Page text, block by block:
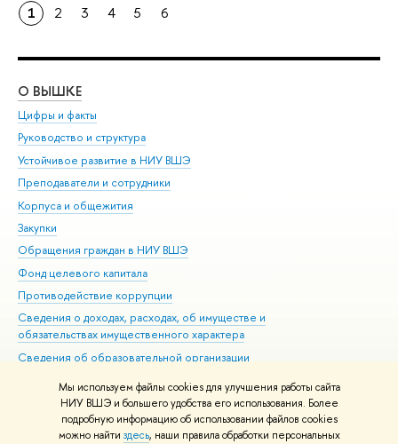
Мы используем файлы cookies для улучшения работы сайта
НИУ ВШЭ и большего удобства его использования. Более
подробную информацию об использовании файлов cookies
можно найти здесь, наши правила обработки персональных
1 2 3 4 5 6
О ВЫШКЕ
Цифры и факты
Руководство и структура
Устойчивое развитие в НИУ ВШЭ
Преподаватели и сотрудники
Корпуса и общежития
Закупки
Обращения граждан в НИУ ВШЭ
Фонд целевого капитала
Противодействие коррупции
Сведения о доходах, расходах, об имуществе и
обязательствах имущественного характера
Сведения об образовательной организации
Людям с ограниченными возможностями здоровья
Единая платежная страница
Работа в Вышке